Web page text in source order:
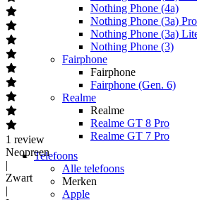
Nothing Phone (4a)
Nothing Phone (3a) Pro
Nothing Phone (3a)
Nothing Phone (3)
Fairphone
Fairphone
Fairphone (Gen. 6)
Realme
Realme
Realme GT 8 Pro
Realme GT 7 Pro
Telefoons
Alle telefoons
Merken
Apple
1 review
Neopreen
|
Zwart
|